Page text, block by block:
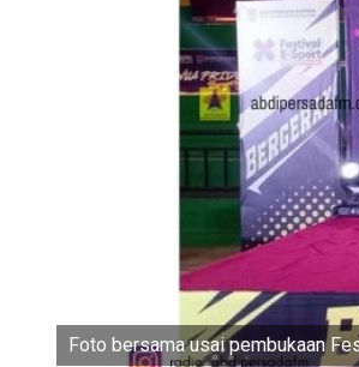
Foto bersama usai pembukaan